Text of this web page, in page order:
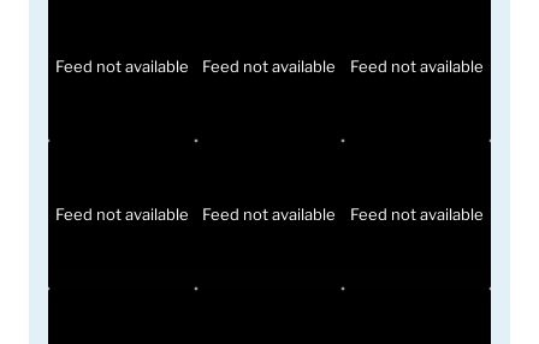
Feed not available Feed not available Feed not available
Feed not available Feed not available Feed not available